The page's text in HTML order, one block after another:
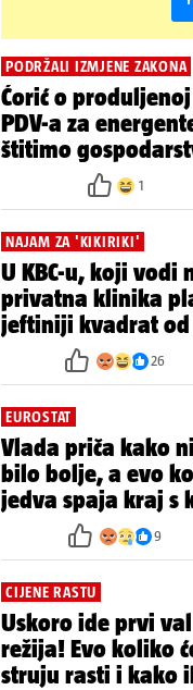
PODRŽALI IZMJENE ZAKONA
Ćorić o
PDV-a za
štitimo
1
NAJAM ZA 'KIKIRIKI'
U KBC-u, koji vodi
privatna klinika
jeftiniji kvadrat od
26
EUROSTAT
Vlada priča kako
bilo bolje, a evo
jedva spaja kraj s
9
CIJENE RASTU
Uskoro ide prvi
režija! Evo koliko
struju rasti i kako